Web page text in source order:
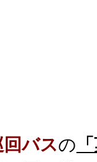
バスの